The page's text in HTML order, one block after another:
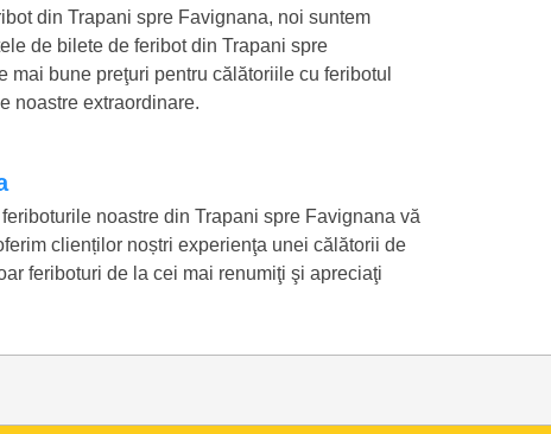
din Trapani spre Favignana, noi suntem
de bilete de feribot din Trapani spre
bune preţuri pentru călătoriile cu feribotul
noastre extraordinare.
noastre din Trapani spre Favignana vă
clienților noștri experienţa unei călătorii de
feriboturi de la cei mai renumiţi şi apreciaţi